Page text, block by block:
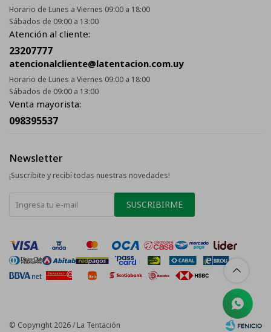
Horario de Lunes a Viernes 09:00 a 18:00
Sábados de 09:00 a 13:00
Atención al cliente:
23207777
atencionalcliente@latentacion.com.uy
Horario de Lunes a Viernes 09:00 a 18:00
Sábados de 09:00 a 13:00
Venta mayorista:
098395537
Newsletter
¡Suscribite y recibí todas nuestras novedades!
SUSCRIBIRME
© Copyright 2026 / La Tentación